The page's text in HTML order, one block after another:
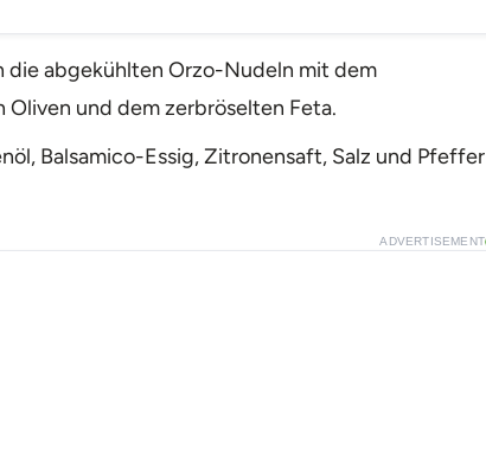
die abgekühlten Orzo-Nudeln mit dem
und dem zerbröselten Feta.
Balsamico-Essig, Zitronensaft, Salz und Pfeffer
ADVERTISEMENT